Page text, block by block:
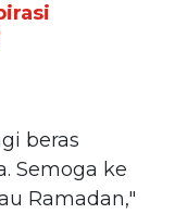
beras
Semoga ke
Ramadan,"